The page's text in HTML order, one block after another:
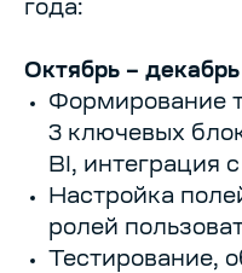
года:
Октябрь –
Формирование
3 ключевых
BI, интеграция
Настройка
ролей
Тестирование,